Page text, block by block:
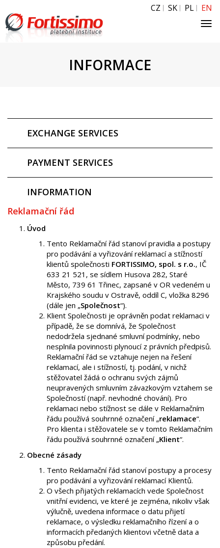
CZ SK PL EN
INFORMACE
EXCHANGE SERVICES
PAYMENT SERVICES
INFORMATION
Reklamační řád
Úvod
Tento Reklamační řád stanoví pravidla a postupy
pro podávání a vyřizování reklamací a stížností
klientů společnosti FORTISSIMO, spol. s r.o., IČ
633 21 521, se sídlem Husova 282, Staré
Město, 739 61 Třinec, zapsané v OR vedeném u
Krajského soudu v Ostravě, oddíl C, vložka 8296
(dále jen „Společnost“).
Klient Společnosti je oprávněn podat reklamaci v
případě, že se domnívá, že Společnost
nedodržela sjednané smluvní podmínky, nebo
nesplnila povinnosti plynoucí z právních předpisů.
Reklamační řád se vztahuje nejen na řešení
reklamací, ale i stížností, tj. podání, v nichž
stěžovatel žádá o ochranu svých zájmů
neupravených smluvním závazkovým vztahem se
Společností (např. nevhodné chování). Pro
reklamaci nebo stížnost se dále v Reklamačním
řádu používá souhrnné označení „reklamace“.
Pro klienta i stěžovatele se v tomto Reklamačním
řádu používá souhrnné označení „Klient“.
Obecné zásady
Tento Reklamační řád stanoví postupy a procesy
pro podávání a vyřizování reklamací Klientů.
O všech přijatých reklamacích vede Společnost
vnitřní evidenci, ve které je zejména, nikoliv však
výlučně, uvedena informace o datu přijetí
reklamace, o výsledku reklamačního řízení a o
informacích předaných klientovi včetně data a
způsobu předání.